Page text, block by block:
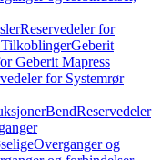
Reservedeler for
Geberit
Geberit Mapress
for Systemrør
BendReservedeler
Overganger og